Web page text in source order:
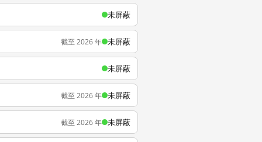
未屏蔽
截至 2026 年 未屏蔽
未屏蔽
截至 2026 年 未屏蔽
截至 2026 年 未屏蔽